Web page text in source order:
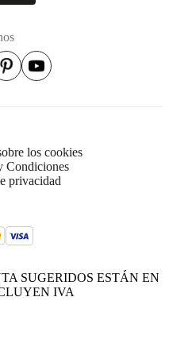
los cookies
Condiciones
privacidad
SUGERIDOS ESTÁN EN
IVA